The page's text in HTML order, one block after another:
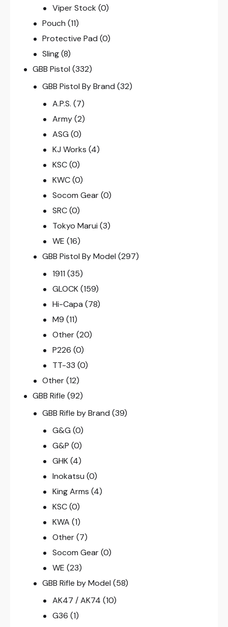
Viper Stock (0)
Pouch (11)
Protective Pad (0)
Sling (8)
GBB Pistol (332)
GBB Pistol By Brand (32)
A.P.S. (7)
Army (2)
ASG (0)
KJ Works (4)
KSC (0)
KWC (0)
Socom Gear (0)
SRC (0)
Tokyo Marui (3)
WE (16)
GBB Pistol By Model (297)
1911 (35)
GLOCK (159)
Hi-Capa (78)
M9 (11)
Other (20)
P226 (0)
TT-33 (0)
Other (12)
GBB Rifle (92)
GBB Rifle by Brand (39)
G&G (0)
G&P (0)
GHK (4)
Inokatsu (0)
King Arms (4)
KSC (0)
KWA (1)
Other (7)
Socom Gear (0)
WE (23)
GBB Rifle by Model (58)
AK47 / AK74 (10)
G36 (1)